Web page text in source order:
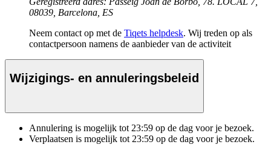
08039, Barcelona, ES
Neem contact op met de Tiqets helpdesk. Wij treden op als
contactpersoon namens de aanbieder van de activiteit
Wijzigings- en annuleringsbeleid
Annulering is mogelijk tot 23:59 op de dag voor je bezoek.
Verplaatsen is mogelijk tot 23:59 op de dag voor je bezoek.